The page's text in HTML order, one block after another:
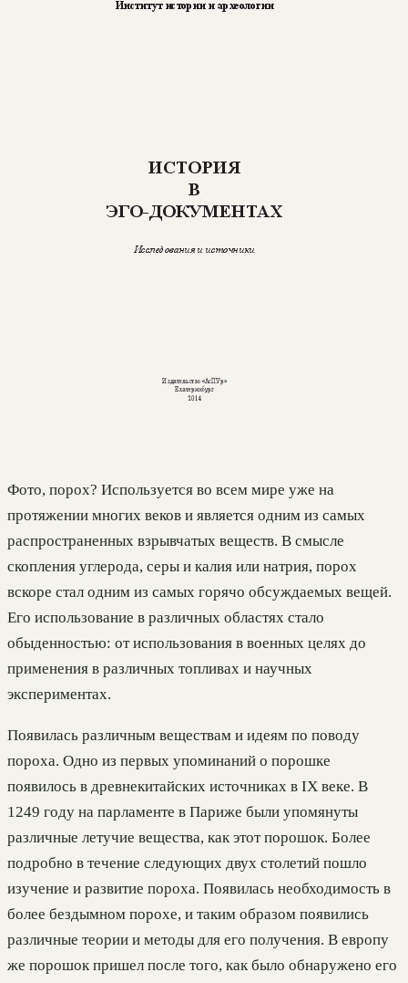
Фото, порох? Используется во всем мире уже на
протяжении многих веков и является одним из самых
распространенных взрывчатых веществ. В смысле
скопления углерода, серы и калия или натрия, порох
вскоре стал одним из самых горячо обсуждаемых вещей.
Его использование в различных областях стало
обыденностью: от использования в военных целях до
применения в различных топливах и научных
экспериментах.
Появилась различным веществам и идеям по поводу
пороха. Одно из первых упоминаний о порошке
появилось в древнекитайских источниках в IX веке. В
1249 году на парламенте в Париже были упомянуты
различные летучие вещества, как этот порошок. Более
подробно в течение следующих двух столетий пошло
изучение и развитие пороха. Появилась необходимость в
более бездымном порохе, и таким образом появились
различные теории и методы для его получения. В европу
же порошок пришел после того, как было обнаружено его